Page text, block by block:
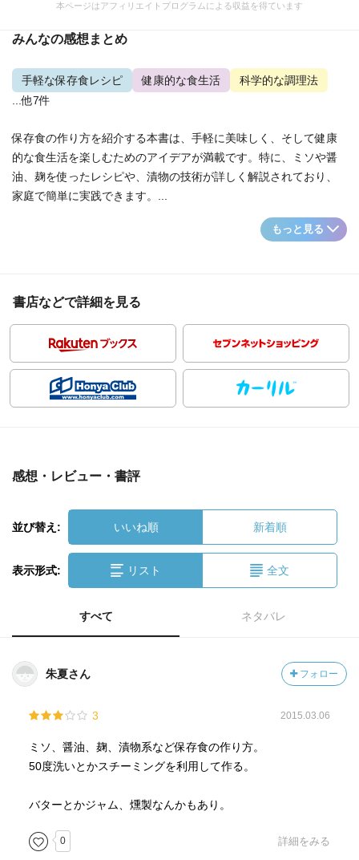
本ページはアフィリエイトプログラムによる収益を得ています
みんなの感想まとめ
手軽な保存食レシピ 健康的な食生活
科学的な調理法
...他7件
保存食の作り方を紹介する本書は、手軽に美味しく、そして健康
的な食生活を楽しむためのアイデアが満載です。特に、ミソや醤
油、麹を使ったレシピや、漬物の技術が詳しく解説されており、
家庭で簡単に実践できます。...
もっと見る
書店などで詳細を見る
感想・レビュー・書評
並び替え: いいね順 新着順
表示形式: リスト 全文
すべて ネタバレ
朱夏さん フォロー
3 2015.03.06
ミソ、醤油、麹、漬物系など保存食の作り方。
50度洗いとかスチーミングを利用して作る。
バターとかジャム、燻製なんかもあり。
0 詳細をみる